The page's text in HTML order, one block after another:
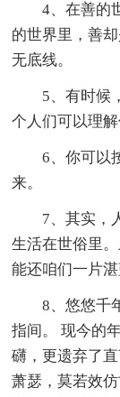
4、在善的
的世界里，善
无底线。
5、有时候
个人们可以理解
6、你可以
来。
7、其实，
生活在世俗里
能还咱们一片
8、悠悠千
指间。 现今的
礴，更遗弃了
萧瑟，莫若效